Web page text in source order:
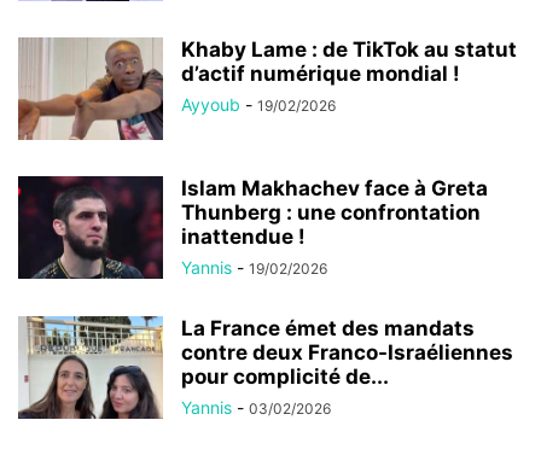
Khaby Lame : de TikTok au statut
d’actif numérique mondial !
Ayyoub - 19/02/2026
Islam Makhachev face à Greta
Thunberg : une confrontation
inattendue !
Yannis - 19/02/2026
La France émet des mandats
contre deux Franco-Israéliennes
pour complicité de...
Yannis - 03/02/2026